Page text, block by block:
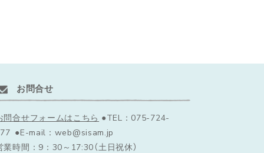
お問合せ
問合せフォームはこちら ●TEL：075-724-
●E-mail：web@sisam.jp
業時間：9：30～17:30（土日祝休）